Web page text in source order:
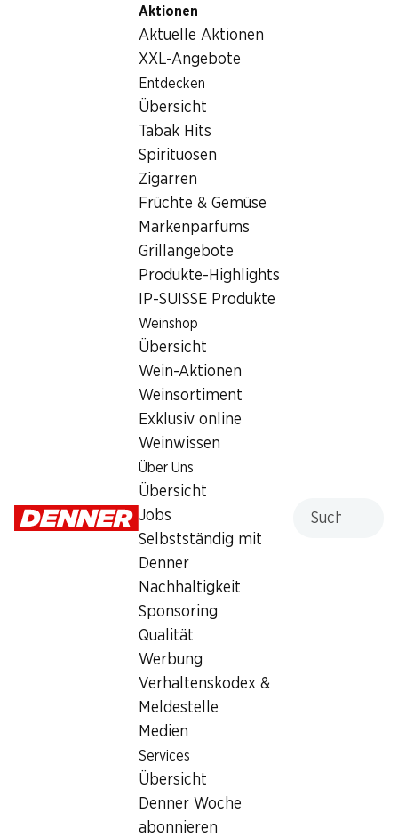
Aktionen
Aktuelle Aktionen
XXL-Angebote
Entdecken
Übersicht
Tabak Hits
Spirituosen
Zigarren
Früchte & Gemüse
Markenparfums
Grillangebote
Produkte-Highlights
IP-SUISSE Produkte
Weinshop
Übersicht
Wein-Aktionen
Weinsortiment
Exklusiv online
Weinwissen
Über Uns
Übersicht
Jobs
Selbstständig mit
Denner
Nachhaltigkeit
Sponsoring
Qualität
Werbung
Verhaltenskodex &
Meldestelle
Medien
Services
Übersicht
Denner Woche
abonnieren
Lebensmittel Früchte und Gemüse
Früchte und Gemüse
Wochenaktionen
Bataviasalat
per Stück
Himbeeren
Herkunft siehe Verpackung, 250 g
IP-SUISSE Zucchetti
ca. 500 g, per kg
servierfertig, Herkunft siehe